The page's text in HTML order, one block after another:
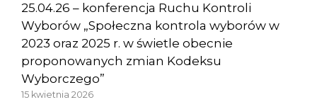
25.04.26 – konferencja Ruchu Kontroli
Wyborów „Społeczna kontrola wyborów w
2023 oraz 2025 r. w świetle obecnie
proponowanych zmian Kodeksu
Wyborczego”
15 kwietnia 2026